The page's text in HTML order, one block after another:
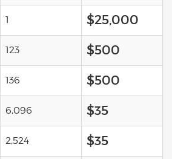
1 $25,000
123 $500
136 $500
6,096 $35
2,524 $35